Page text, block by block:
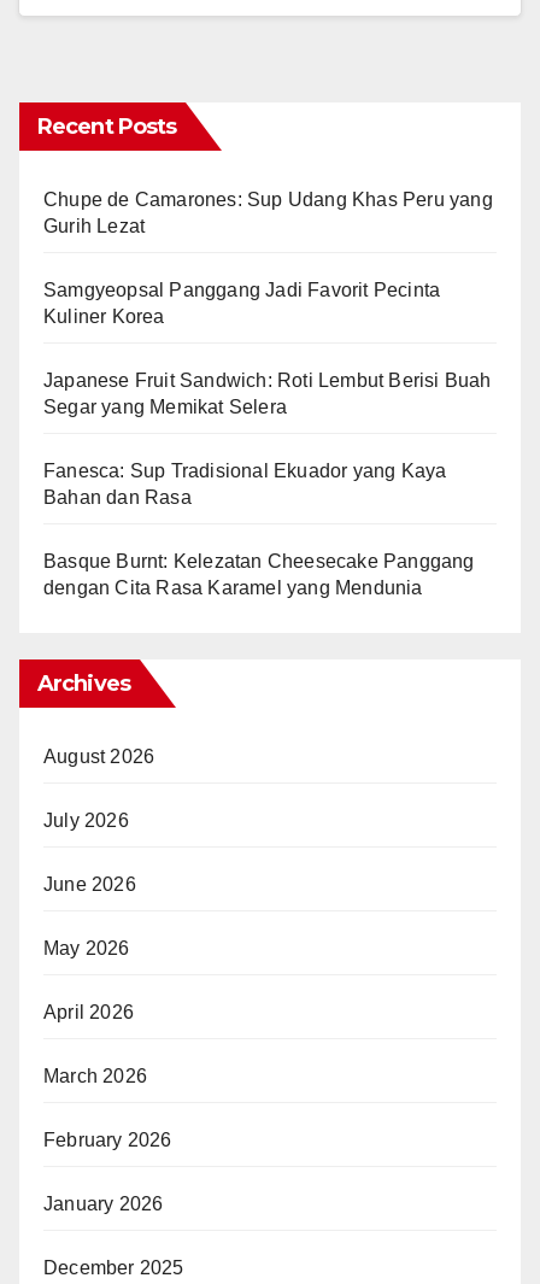
Recent Posts
Chupe de Camarones: Sup Udang Khas Peru yang
Gurih Lezat
Samgyeopsal Panggang Jadi Favorit Pecinta
Kuliner Korea
Japanese Fruit Sandwich: Roti Lembut Berisi Buah
Segar yang Memikat Selera
Fanesca: Sup Tradisional Ekuador yang Kaya
Bahan dan Rasa
Basque Burnt: Kelezatan Cheesecake Panggang
dengan Cita Rasa Karamel yang Mendunia
Archives
August 2026
July 2026
June 2026
May 2026
April 2026
March 2026
February 2026
January 2026
December 2025